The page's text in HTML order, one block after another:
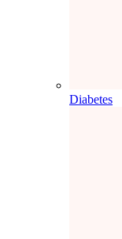
Diabetes